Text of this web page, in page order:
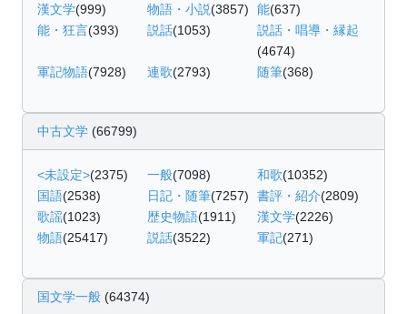
漢文学(999) 物語・小説(3857) 能(637)
能・狂言(393) 説話(1053)
説話・唱導・縁起
(4674)
軍記物語(7928) 連歌(2793) 随筆(368)
中古文学 (66799)
<未設定>(2375) 一般(7098) 和歌(10352)
国語(2538) 日記・随筆(7257) 書評・紹介(2809)
歌謡(1023) 歴史物語(1911) 漢文学(2226)
物語(25417) 説話(3522) 軍記(271)
国文学一般 (64374)